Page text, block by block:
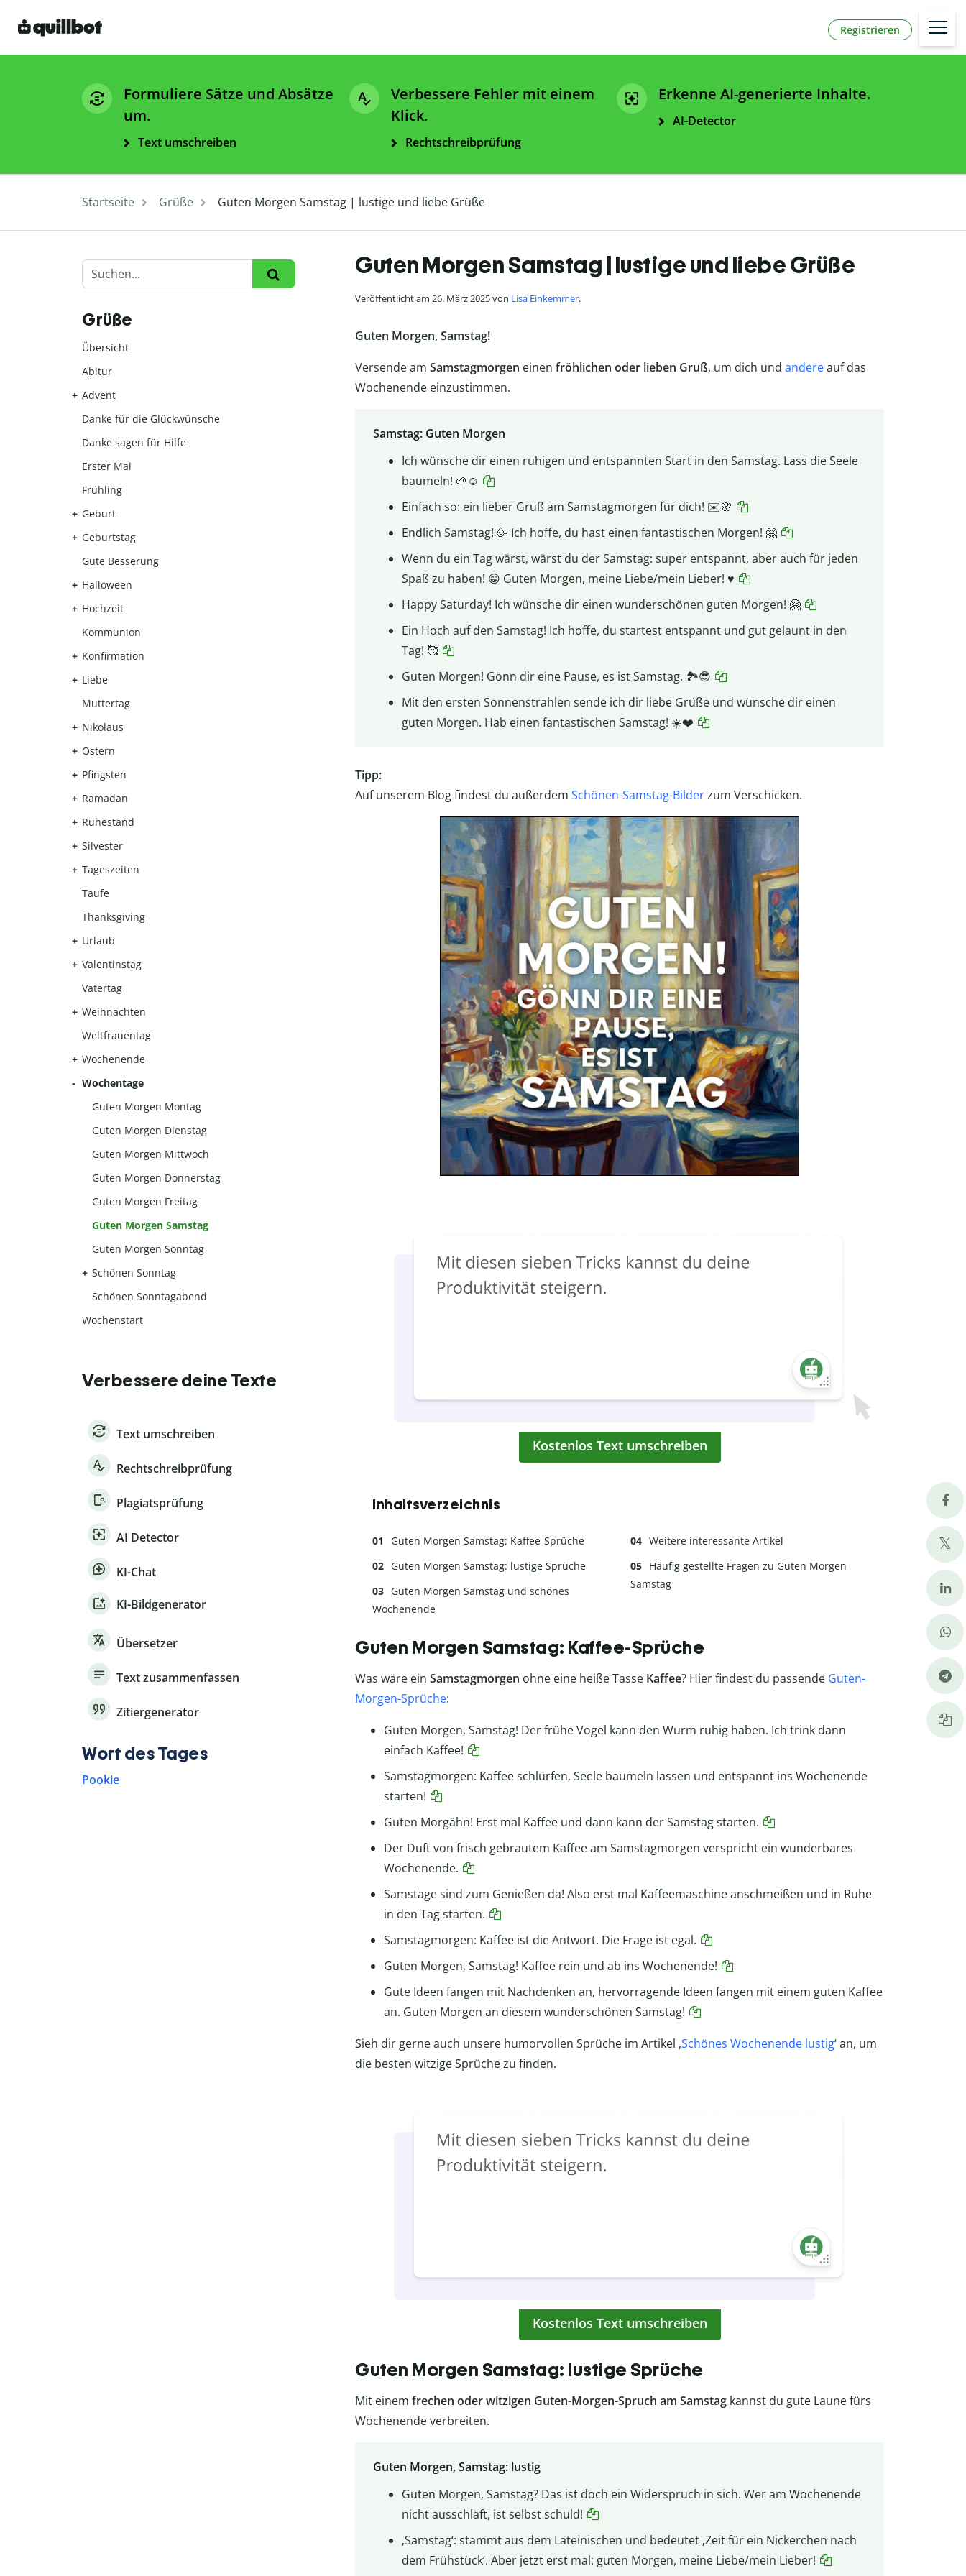
Registrieren
Formuliere Sätze und Absätze
um.
Text umschreiben
Verbessere Fehler mit einem
Klick.
Rechtschreibprüfung
Erkenne AI-generierte Inhalte.
AI-Detector
Startseite Grüße Guten Morgen Samstag | lustige und liebe Grüße
Guten Morgen Samstag | lustige und liebe Grüße
Veröffentlicht am 26. März 2025 von Lisa Einkemmer.
Guten Morgen, Samstag!
Versende am Samstagmorgen einen fröhlichen oder lieben Gruß, um dich und andereauf das
Wochenende einzustimmen.
Samstag: Guten Morgen
Ich wünsche dir einen ruhigen und entspannten Start in den Samstag. Lass die Seele
baumeln! 🌱☺️
Einfach so: ein lieber Gruß am Samstagmorgen für dich! ✉️🌸
Endlich Samstag! 🥳 Ich hoffe, du hast einen fantastischen Morgen! 🤗
Wenn du ein Tag wärst, wärst du der Samstag: super entspannt, aber auch für jeden
Spaß zu haben! 😁 Guten Morgen, meine Liebe/mein Lieber! ♥️
Happy Saturday! Ich wünsche dir einen wunderschönen guten Morgen! 🤗
Ein Hoch auf den Samstag! Ich hoffe, du startest entspannt und gut gelaunt in den
Tag! 🥰
Guten Morgen! Gönn dir eine Pause, es ist Samstag. 🏞️😎
Mit den ersten Sonnenstrahlen sende ich dir liebe Grüße und wünsche dir einen
guten Morgen. Hab einen fantastischen Samstag! ☀️❤️
Tipp:
Auf unserem Blog findest du außerdem Schönen-Samstag-Bilderzum Verschicken.
Kostenlos Text umschreiben
Inhaltsverzeichnis
Guten Morgen Samstag: Kaffee-Sprüche
Guten Morgen Samstag: lustige Sprüche
Guten Morgen Samstag und schönes
Wochenende
Weitere interessante Artikel
Häufig gestellte Fragen zu Guten Morgen
Samstag
Guten Morgen Samstag: Kaffee-Sprüche
Was wäre ein Samstagmorgen ohne eine heiße Tasse Kaffee? Hier findest du passende Guten-
Morgen-Sprüche:
Guten Morgen, Samstag! Der frühe Vogel kann den Wurm ruhig haben. Ich trink dann
einfach Kaffee!
Samstagmorgen: Kaffee schlürfen, Seele baumeln lassen und entspannt ins Wochenende
starten!
Guten Morgähn! Erst mal Kaffee und dann kann der Samstag starten.
Der Duft von frisch gebrautem Kaffee am Samstagmorgen verspricht ein wunderbares
Wochenende.
Samstage sind zum Genießen da! Also erst mal Kaffeemaschine anschmeißen und in Ruhe
in den Tag starten.
Samstagmorgen: Kaffee ist die Antwort. Die Frage ist egal.
Guten Morgen, Samstag! Kaffee rein und ab ins Wochenende!
Gute Ideen fangen mit Nachdenken an, hervorragende Ideen fangen mit einem guten Kaffee
an. Guten Morgen an diesem wunderschönen Samstag!
Sieh dir gerne auch unsere humorvollen Sprüche im Artikel ,Schönes Wochenende lustig‘ an, um
die besten witzige Sprüche zu finden.
Kostenlos Text umschreiben
Guten Morgen Samstag: lustige Sprüche
Mit einem frechen oder witzigen Guten-Morgen-Spruch am Samstag kannst du gute Laune fürs
Wochenende verbreiten.
Guten Morgen, Samstag: lustig
Guten Morgen, Samstag? Das ist doch ein Widerspruch in sich. Wer am Wochenende
nicht ausschläft, ist selbst schuld!
‚Samstag‘: stammt aus dem Lateinischen und bedeutet ‚Zeit für ein Nickerchen nach
dem Frühstück‘. Aber jetzt erst mal: guten Morgen, meine Liebe/mein Lieber!
Grüße
Übersicht
Abitur
Advent
Danke für die Glückwünsche
Danke sagen für Hilfe
Erster Mai
Frühling
Geburt
Geburtstag
Gute Besserung
Halloween
Hochzeit
Kommunion
Konfirmation
Liebe
Muttertag
Nikolaus
Ostern
Pfingsten
Ramadan
Ruhestand
Silvester
Tageszeiten
Taufe
Thanksgiving
Urlaub
Valentinstag
Vatertag
Weihnachten
Weltfrauentag
Wochenende
Wochentage
Guten Morgen Montag
Guten Morgen Dienstag
Guten Morgen Mittwoch
Guten Morgen Donnerstag
Guten Morgen Freitag
Guten Morgen Samstag
Guten Morgen Sonntag
Schönen Sonntag
Schönen Sonntagabend
Wochenstart
Verbessere deine Texte
Text umschreiben
Rechtschreibprüfung
Plagiatsprüfung
AI Detector
KI-Chat
KI-Bildgenerator
Übersetzer
Text zusammenfassen
Zitiergenerator
Wort des Tages
Pookie